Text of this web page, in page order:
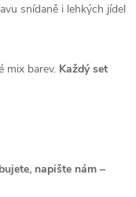
snídaně i lehkých jídel
mix barev. Každý set
napište nám –